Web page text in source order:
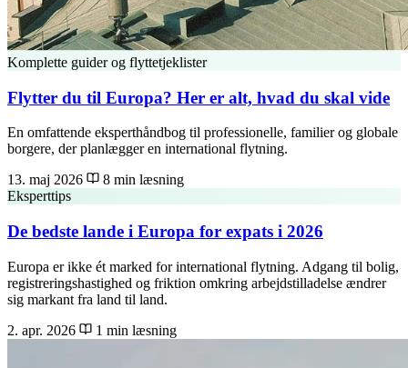
Komplette guider og flyttetjeklister
Flytter du til Europa? Her er alt, hvad du skal vide
En omfattende eksperthåndbog til professionelle, familier og globale
borgere, der planlægger en international flytning.
13. maj 2026
8 min læsning
Eksperttips
De bedste lande i Europa for expats i 2026
Europa er ikke ét marked for international flytning. Adgang til bolig,
registreringshastighed og friktion omkring arbejdstilladelse ændrer
sig markant fra land til land.
2. apr. 2026
1 min læsning